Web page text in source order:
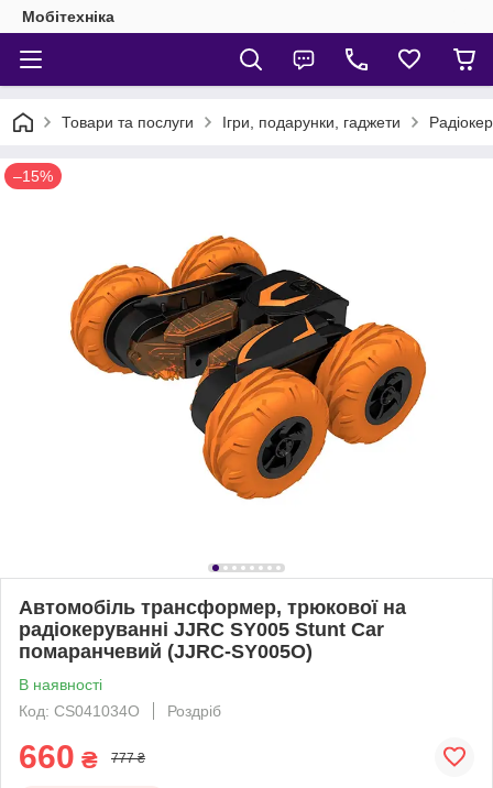
Мобітехніка
Товари та послуги Ігри, подарунки, гаджети
–15%
Автомобіль трансформер, трюкової на
радіокеруванні JJRC SY005 Stunt Car
помаранчевий (JJRC-SY005O)
В наявності
Код: CS041034O
Роздріб
660 ₴ 777 ₴